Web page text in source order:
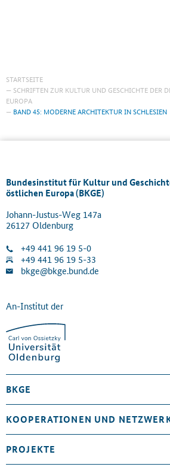
STARTSEITE
SCHRIFTEN ZUR KULTUR UND GESCHICHTE DER
EUROPA
BAND 45: MODERNE ARCHITEKTUR IN SCHLESIEN
Bundesinstitut für Kultur und
östlichen Europa (BKGE)
Johann-Justus-Weg 147a
26127 Oldenburg
+49 441 96 19 5-0
+49 441 96 19 5-33
bkge@bkge.bund.de
An-Institut der
BKGE
KOOPERATIONEN UND
PROJEKTE